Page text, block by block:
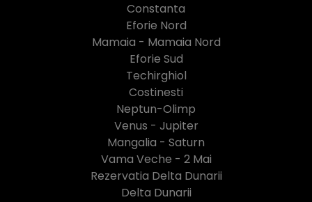
Constanta
Eforie Nord
Mamaia - Mamaia Nord
Eforie Sud
Techirghiol
Costinesti
Neptun-Olimp
Venus - Jupiter
Mangalia - Saturn
Vama Veche - 2 Mai
Rezervatia Delta Dunarii
Delta Dunarii